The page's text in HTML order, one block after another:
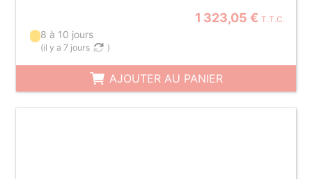
1 323,05 € T.T.C.
8 à 10 jours
(il y a 7 jours )
AJOUTER AU PANIER